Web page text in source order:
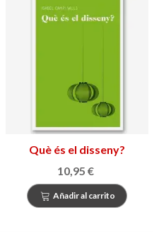
Què és el disseny?
10,95 €
Añadir al carrito